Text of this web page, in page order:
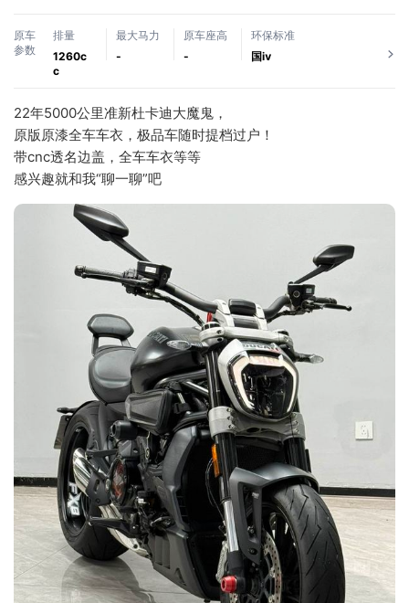
原车
参数
排量
1260c
c
最大马力
-
原车座高
-
环保标准
国ⅳ
22年5000公里准新杜卡迪大魔鬼，
原版原漆全车车衣，极品车随时提档过户！
带cnc透名边盖，全车车衣等等
感兴趣就和我“聊一聊”吧